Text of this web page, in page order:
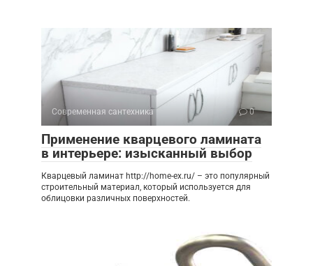
Современная сантехника 0
Применение кварцевого ламината
в интерьере: изысканный выбор
Кварцевый ламинат http://home-ex.ru/ – это популярный
строительный материал, который используется для
облицовки различных поверхностей.